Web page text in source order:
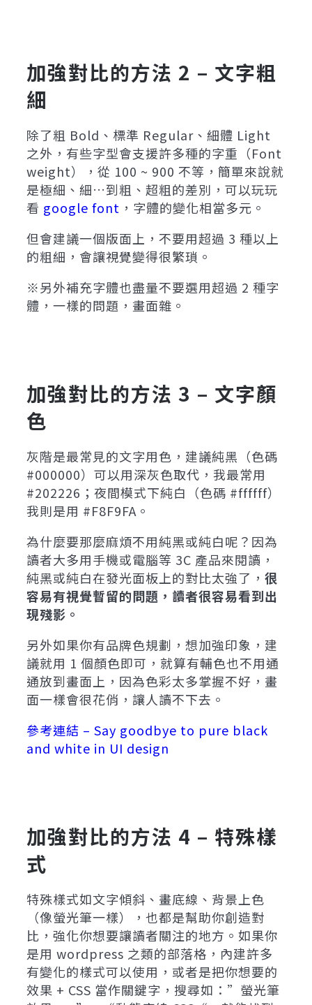
加強對比的方法 2 – 文字粗
細
除了粗 Bold、標準 Regular、細體 Light
之外，有些字型會支援許多種的字重（Font
weight），從 100 ~ 900 不等，簡單來說就
是極細、細…到粗、超粗的差別，可以玩玩
看 google font ，字體的變化相當多元。
但會建議一個版面上，不要用超過 3 種以上
的粗細，會讓視覺變得很繁瑣。
※另外補充字體也盡量不要選用超過 2 種字
體，一樣的問題，畫面雜。
加強對比的方法 3 – 文字顏
色
灰階是最常見的文字用色，建議純黑（色碼
#000000）可以用深灰色取代，我最常用
#202226；夜間模式下純白（色碼 #ffffff）
我則是用 #F8F9FA。
為什麼要那麼麻煩不用純黑或純白呢？因為
讀者大多用手機或電腦等 3C 產品來閱讀，
純黑或純白在發光面板上的對比太強了， 很
容易有視覺暫留的問題，讀者很容易看到出
現殘影。
另外如果你有品牌色規劃，想加強印象，建
議就用 1 個顏色即可，就算有輔色也不用通
通放到畫面上，因為色彩太多掌握不好，畫
面一樣會很花俏，讓人讀不下去。
參考連結 – Say goodbye to pure black
and white in UI design
加強對比的方法 4 – 特殊樣
式
特殊樣式如文字傾斜、畫底線、背景上色
（像螢光筆一樣），也都是幫助你創造對
比，強化你想要讓讀者關注的地方。如果你
是用 wordpress 之類的部落格，內建許多
有變化的樣式可以使用，或者是把你想要的
效果 + CSS 當作關鍵字，搜尋如：”螢光筆